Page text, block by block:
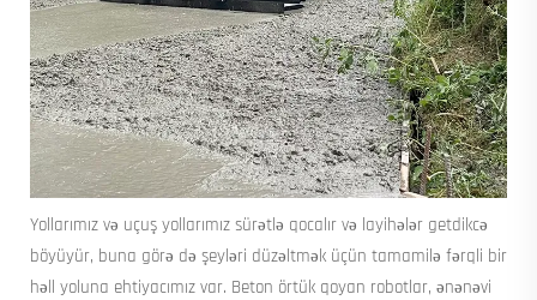
Yollarımız və uçuş yollarımız sürətlə qocalır və layihələr getdikcə
böyüyür, buna görə də şeyləri düzəltmək üçün tamamilə fərqli bir
həll yoluna ehtiyacımız var. Beton örtük qoyan robotlar, ənənəvi